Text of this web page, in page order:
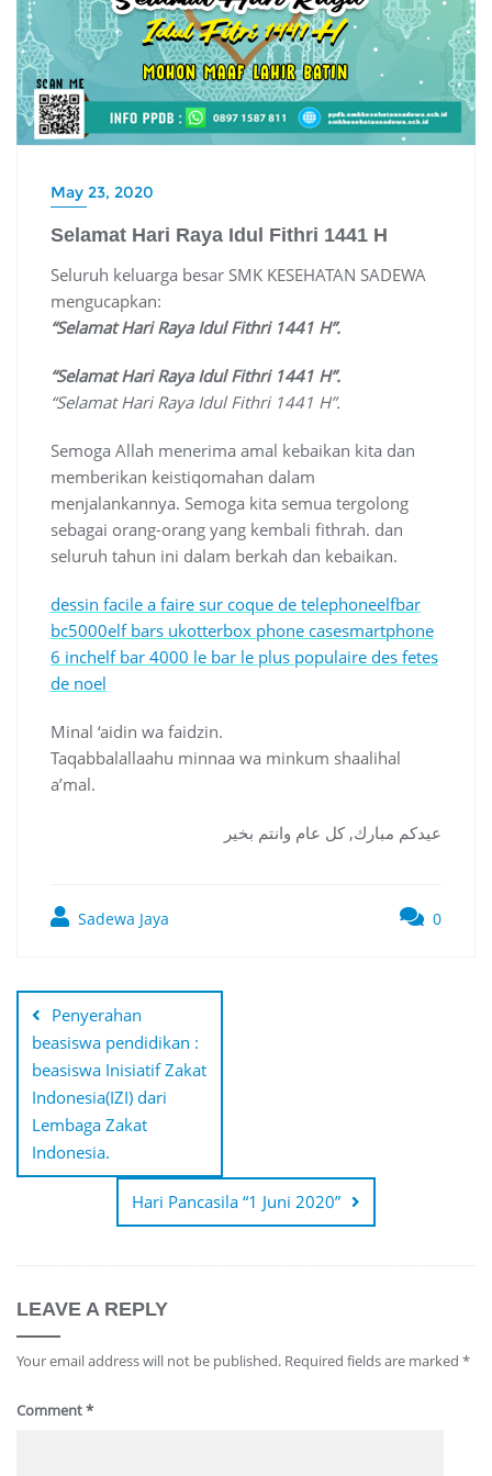
May 23, 2020
Selamat Hari Raya Idul Fithri 1441 H
Seluruh keluarga besar SMK KESEHATAN SADEWA
mengucapkan:
“Selamat Hari Raya Idul Fithri 1441 H”.
“Selamat Hari Raya Idul Fithri 1441 H”.
“Selamat Hari Raya Idul Fithri 1441 H”.
Semoga Allah menerima amal kebaikan kita dan
memberikan keistiqomahan dalam
menjalankannya. Semoga kita semua tergolong
sebagai orang-orang yang kembali fithrah. dan
seluruh tahun ini dalam berkah dan kebaikan.
dessin facile a faire sur coque de telephoneelfbar
bc5000elf bars ukotterbox phone casesmartphone
6 inchelf bar 4000 le bar le plus populaire des fetes
de noel
Minal ‘aidin wa faidzin.
Taqabbalallaahu minnaa wa minkum shaalihal
a’mal.
عيدكم مبارك, كل عام وانتم بخير
Sadewa Jaya 0
navigation
Penyerahan
beasiswa pendidikan :
beasiswa Inisiatif Zakat
Indonesia(IZI) dari
Lembaga Zakat
Indonesia.
Hari Pancasila “1 Juni 2020”
LEAVE A REPLY
Your email address will not be published. Required fields are marked *
Comment*